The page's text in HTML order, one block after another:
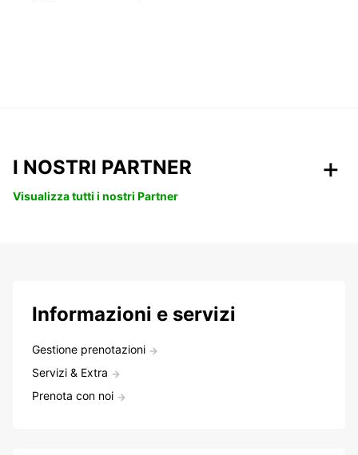
I NOSTRI PARTNER
Visualizza tutti i nostri Partner
Informazioni e servizi
Gestione prenotazioni
Servizi & Extra
Prenota con noi